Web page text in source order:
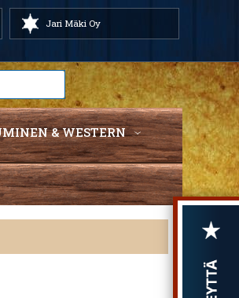
Jari Mäki Oy
& WESTERN